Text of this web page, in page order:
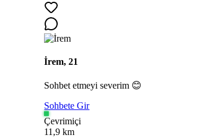
İrem, 21
Sohbet etmeyi severim 😊
Sohbete Gir
Çevrimiçi
11,9 km